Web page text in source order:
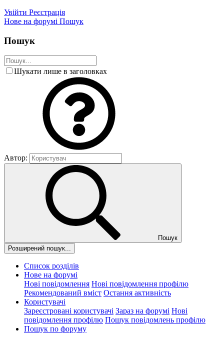
Увійти Реєстрація
Нове на форумі Пошук
Пошук
Шукати лише в заголовках
Автор:
Пошук
Розширений пошук...
Список розділів
Нове на форумі
Нові повідомлення Нові повідомлення профілю
Рекомендований вміст Остання активність
Користувачі
Зареєстровані користувачі Зараз на форумі Нові
повідомлення профілю Пошук повідомлень профілю
Пошук по форуму